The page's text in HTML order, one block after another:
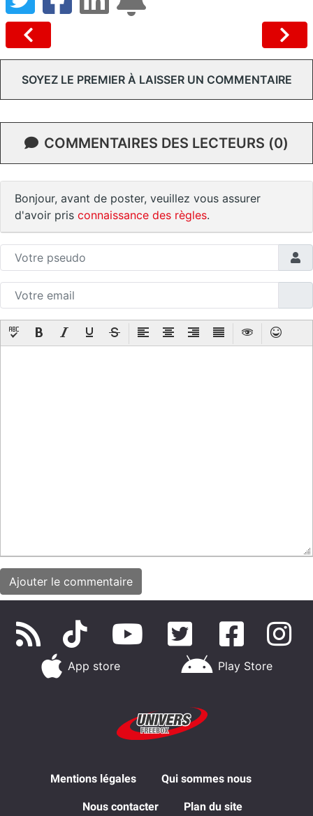
SOYEZ LE PREMIER À LAISSER UN COMMENTAIRE
COMMENTAIRES DES LECTEURS (0)
Bonjour, avant de poster, veuillez vous assurer
d'avoir pris connaissance des règles.
App store Play Store
Mentions légales Qui sommes nous
Nous contacter Plan du site